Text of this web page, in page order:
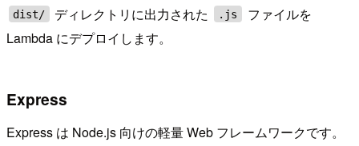
dist/ ディレクトリに出力された .js
ファイルを
Lambda にデプロイします。
Express
Express は Node.js 向けの軽量 Web フレームワークです。